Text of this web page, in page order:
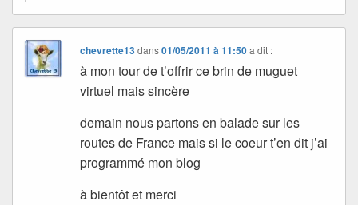
chevrette13dans01/05/2011 à 11:50 a dit :
à mon tour de t’offrir ce brin de muguet
virtuel mais sincère
demain nous partons en balade sur les
routes de France mais si le coeur t’en dit j’ai
programmé mon blog
à bientôt et merci